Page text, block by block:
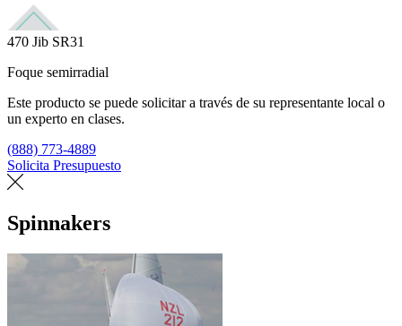
470 Jib SR31
Foque semirradial
Este producto se puede solicitar a través de su representante local o
un experto en clases.
(888) 773-4889
Solicita Presupuesto
Spinnakers